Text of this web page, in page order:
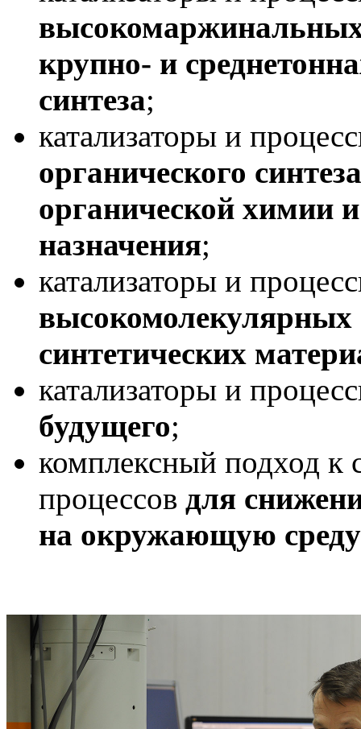
крупно- и
синтеза;
катализаторы и
органического
органической химии
назначения;
катализаторы и
высокомолекулярных
синтетических
катализаторы и
будущего;
комплексный подход к
процессов для
на окружающую среду